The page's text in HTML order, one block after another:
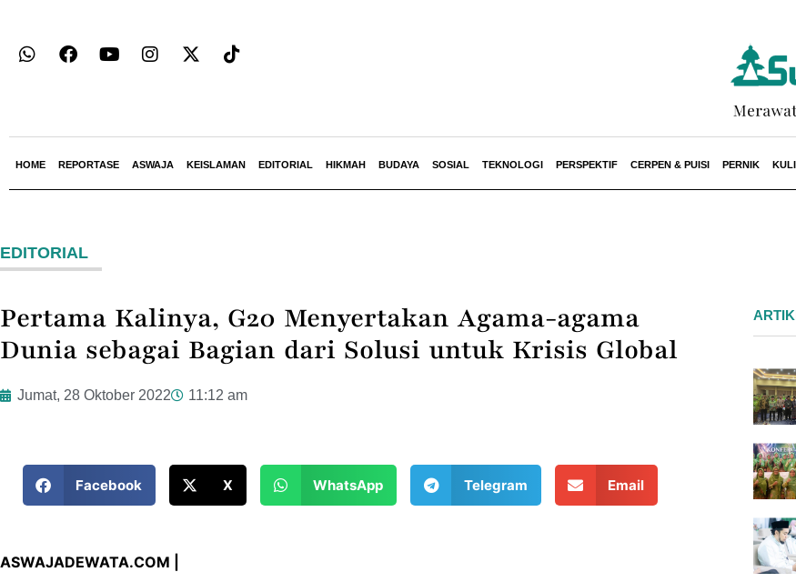
HOME REPORTASE ASWAJA KEISLAMAN EDITORIAL HIKMAH BUDAYA SOSIAL TEKNOLOGI PERSPEKTIF CERPEN & PUISI PERNIK
EDITORIAL
Pertama Kalinya, G20 Menyertakan Agama-agama
Dunia sebagai Bagian dari Solusi untuk Krisis Global
Jumat, 28 Oktober 2022 11:12 am
Facebook X WhatsApp Telegram Email
ASWAJADEWATA.COM |